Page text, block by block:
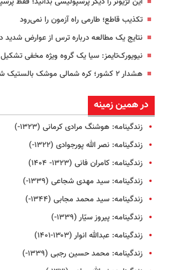
تکذیب قاطع؛‌ طارمی راه آزمون را نمی‌رود
نتایج یک مطالعه درباره ترس از عوارض شدید
نیویورک‌تایمز: سیا یک گروه ویژه مخفی تشکیل
هشدار ۲ کشور؛ کره شمالی موشک بالستیک شلیک کرد
در همین زمینه
زندگینامه: هوشنگ مرادی کرمانی (۱۳۲۳-)
زندگینامه: نصر الله پورجوادی (۱۳۲۲-)
زندگینامه: کامران فانی (۱۳۲۳- ۱۴۰۴)
زندگینامه: سید مهدی شجاعی (۱۳۳۹-)
زندگینامه: سید محمد مجابی (۱۳۴۴-)
زندگینامه‌: پیروز سیّار (۱۳۳۹-)
زندگینامه: عبدالله انوار (۱۳۰۳-۱۴۰۱)
زندگینامه: محمد حسین رجبی (۱۳۳۹-)